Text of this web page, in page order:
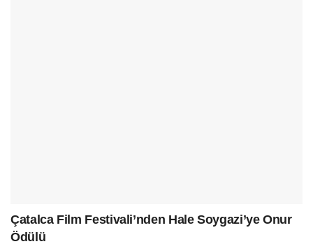
Çatalca Film Festivali’nden Hale Soygazi’ye Onur
Ödülü